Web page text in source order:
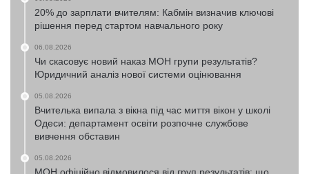
20% до зарплати вчителям: Кабмін визначив ключові
рішення перед стартом навчального року
06.08.2026
Чи скасовує новий наказ МОН групи результатів?
Юридичний аналіз нової системи оцінювання
05.08.2026
Вчителька випала з вікна під час миття вікон у школі
Одеси: департамент освіти розпочне службове
вивчення обставин
05.08.2026